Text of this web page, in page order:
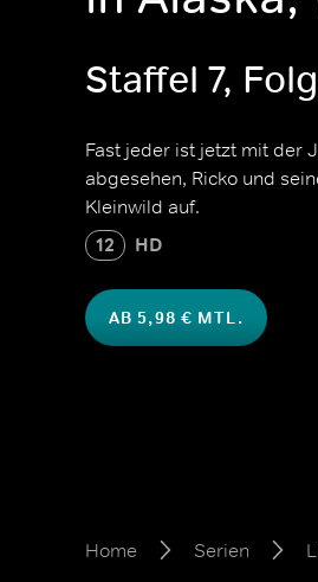
Staffel 7,
Fast jeder ist jetzt mit der
abgesehen, Ricko und
Kleinwild auf.
12 HD
AB 5,98 € MTL.
Home Serien